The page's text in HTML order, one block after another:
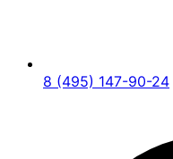
8 (495) 147-90-24